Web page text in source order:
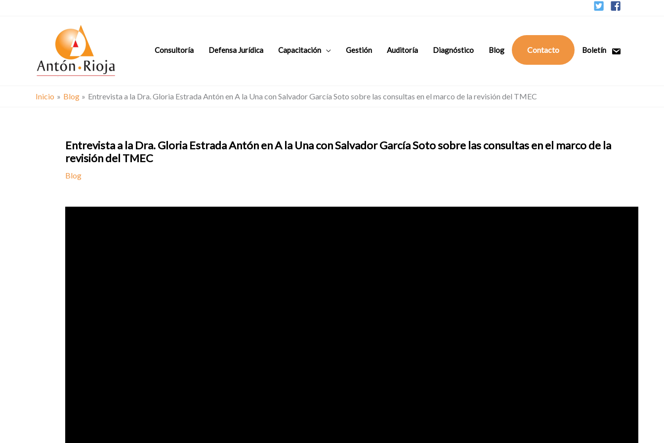
Consultoría Defensa Jurídica Capacitación Gestión Auditoría Diagnóstico Blog Contacto Boletín
Inicio Blog Entrevista a la Dra. Gloria Estrada Antón en A la Una con Salvador García Soto sobre las consultas en el marco de la revisión del TMEC
Entrevista a la Dra. Gloria Estrada Antón en A la Una con Salvador García Soto sobre las consultas en el marco de la
revisión del TMEC
Blog